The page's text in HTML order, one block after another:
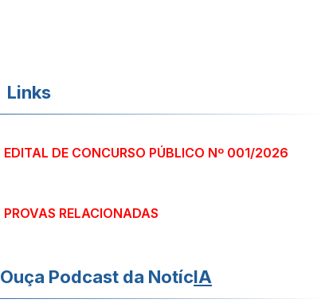
Links
EDITAL DE CONCURSO PÚBLICO Nº 001/2026
PROVAS RELACIONADAS
Ouça Podcast da NotícIA